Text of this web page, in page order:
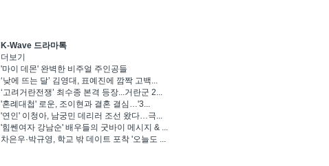
K-Wave 드라마톡
더보기
'마이 데몬' 완벽한 비주얼 주인공들
‘낮에 뜨는 달’ 김영대, 표예진에 깜짝 고백...
‘고려거란전쟁’ 최수종 본격 등장...거란군 2...
'혼례대첩' 로운, 조이현과 결혼 결심…'3...
'연인' 이청아, 남궁민 데리러 조선 왔다…극...
'힘쎈여자 강남순' 배우들의 굿바이 메시지 & ...
차은우·박규영, 학교 밖 데이트 포착 '오늘도 ...